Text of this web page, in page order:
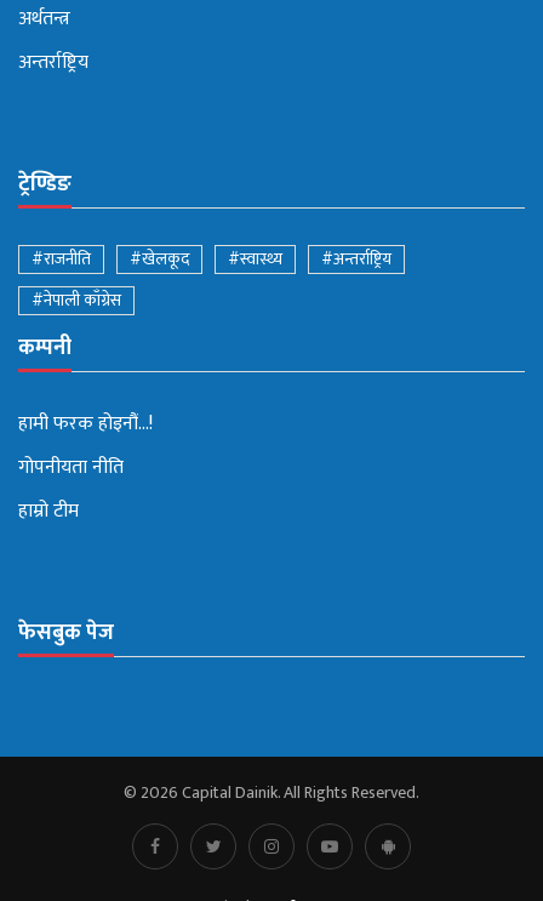
अर्थतन्त्र
अन्तर्राष्ट्रिय
ट्रेण्डिङ
#राजनीति #खेलकूद #स्वास्थ्य
#अन्तर्राष्ट्रिय
#नेपाली काँग्रेस
कम्पनी
हामी फरक होइनौं...!
गोपनीयता नीति
हाम्रो टीम
फेसबुक पेज
© 2026 Capital Dainik. All Rights Reserved.